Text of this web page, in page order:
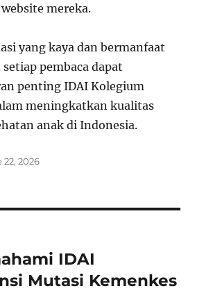
mereka.
yang kaya dan bermanfaat
pembaca dapat
penting IDAI Kolegium
meningkatkan kualitas
anak di Indonesia.
22, 2026
IDAI
Mutasi Kemenkes